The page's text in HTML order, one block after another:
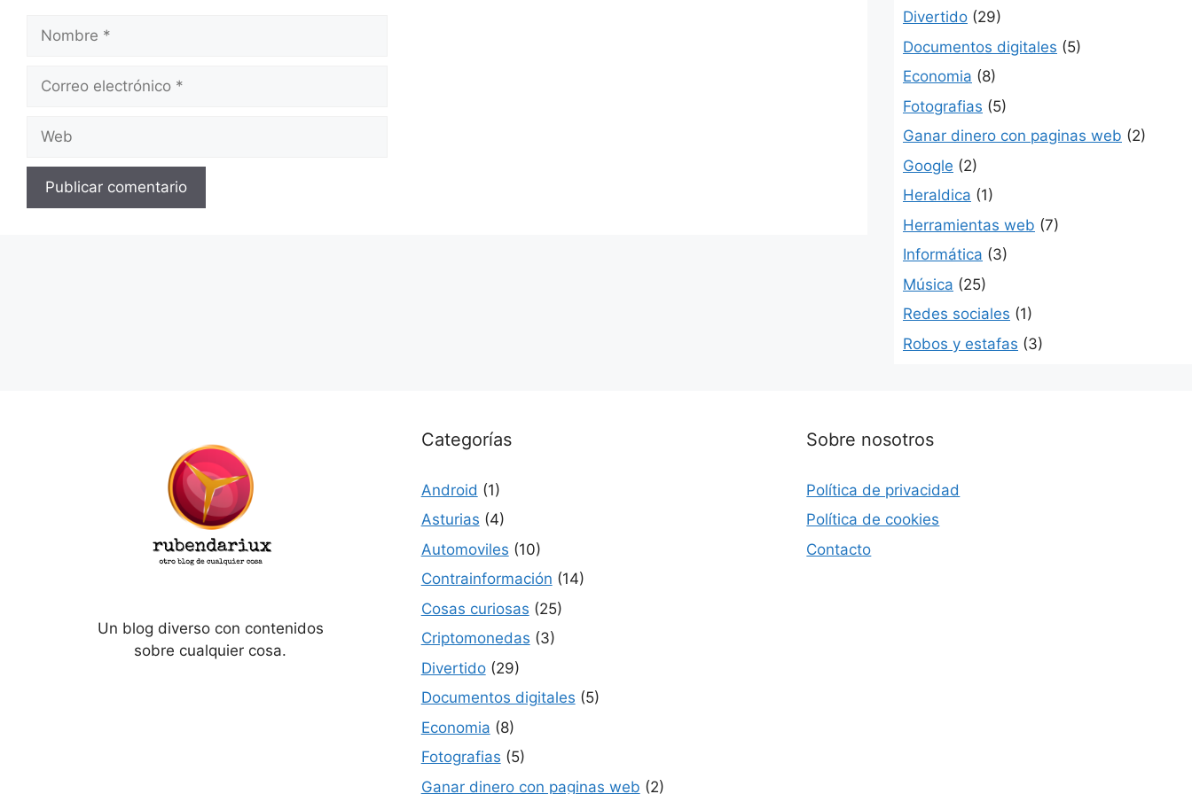
Nombre
Correo
Web
Divertido (29)
Documentos digitales (5)
Economia (8)
Fotografias (5)
Ganar dinero con paginas web (2)
Google (2)
Heraldica (1)
Herramientas web (7)
Informática (3)
Música (25)
Redes sociales (1)
Robos y estafas (3)
Un blog diverso con contenidos
sobre cualquier cosa.
Categorías
Android (1)
Asturias (4)
Automoviles (10)
Contrainformación (14)
Cosas curiosas (25)
Criptomonedas (3)
Divertido(29)
Documentos digitales (5)
Economia (8)
Fotografias (5)
Ganar dinero con paginas web (2)
Sobre nosotros
Política de privacidad
Política de cookies
Contacto